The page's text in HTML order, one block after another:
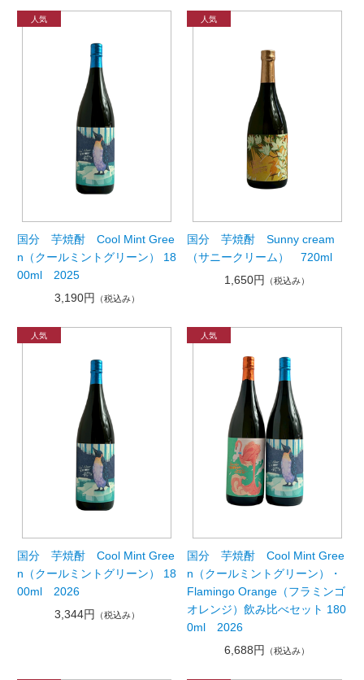
国分 芋焼酎 Cool Mint Gree
n（クールミントグリーン） 18
00ml 2025
3,190円
（税込み）
国分 芋焼酎 Sunny cream
（サニークリーム） 720ml
1,650円
（税込み）
国分 芋焼酎 Cool Mint Gree
n（クールミントグリーン） 18
00ml 2026
3,344円
（税込み）
国分 芋焼酎 Cool Mint Gree
n（クールミントグリーン）・
Flamingo Orange（フラミンゴ
オレンジ）飲み比べセット 180
0ml 2026
6,688円
（税込み）